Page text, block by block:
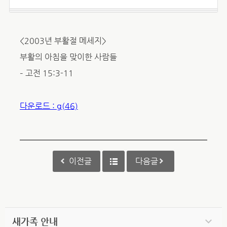
<2003년 부활절 메세지>
부활의 아침을 맞이한 사람들
– 고전 15:3-11
다운로드 : g(46)
이전글 다음글
새가족 안내